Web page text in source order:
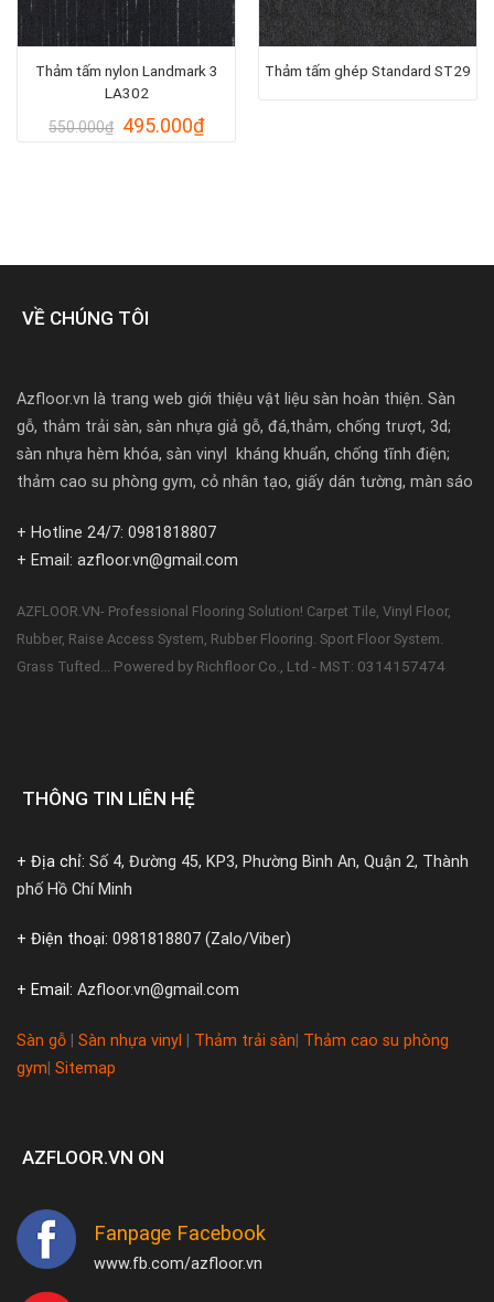
Thảm tấm nylon Landmark 3
LA302
550.000₫ Giá
495.000₫Giá
Thảm tấm ghép Standard ST29
VỀ CHÚNG TÔI
Azfloor.vn là trang web giới thiệu vật liệu sàn hoàn thiện. Sàn
gỗ, thảm trải sàn, sàn nhựa giả gỗ, đá,thảm, chống trượt, 3d;
sàn nhựa hèm khóa, sàn vinyl kháng khuẩn, chống tĩnh điện;
thảm cao su phòng gym, cỏ nhân tạo, giấy dán tường, màn sáo
+ Hotline 24/7: 0981818807
+ Email: azfloor.vn@gmail.com
AZFLOOR.VN- Professional Flooring Solution! Carpet Tile, Vinyl Floor,
Rubber, Raise Access System, Rubber Flooring. Sport Floor System.
Grass Tufted... Powered by Richfloor Co., Ltd - MST: 0314157474
THÔNG TIN LIÊN HỆ
+ Địa chỉ: Số 4, Đường 45, KP3, Phường Bình An, Quận 2, Thành
phố Hồ Chí Minh
+ Điện thoại: 0981818807 (Zalo/Viber)
+ Email: Azfloor.vn@gmail.com
Sàn gỗ Sàn nhựa vinyl Thảm trải sàn Thảm cao su phòng
gym Sitemap
AZFLOOR.VN ON
Fanpage Facebook
www.fb.com/azfloor.vn